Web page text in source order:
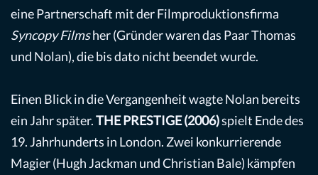
eine Partnerschaft mit der Filmproduktionsfirma
Syncopy Filmsher (Gründer waren das Paar Thomas
und Nolan), die bis dato nicht beendet wurde.
Einen Blick in die Vergangenheit wagte Nolan bereits
ein Jahr später.THE PRESTIGE (2006)spielt Ende des
19. Jahrhunderts in London. Zwei konkurrierende
Magier (Hugh Jackman und Christian Bale) kämpfen